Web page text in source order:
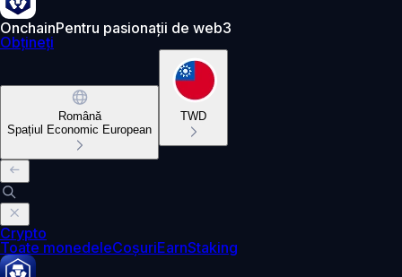
OnchainPentru pasionații de web3
Obțineți
Română
Spațiul Economic European
TWD
Crypto
Toate monedeleCoșuriEarnStaking